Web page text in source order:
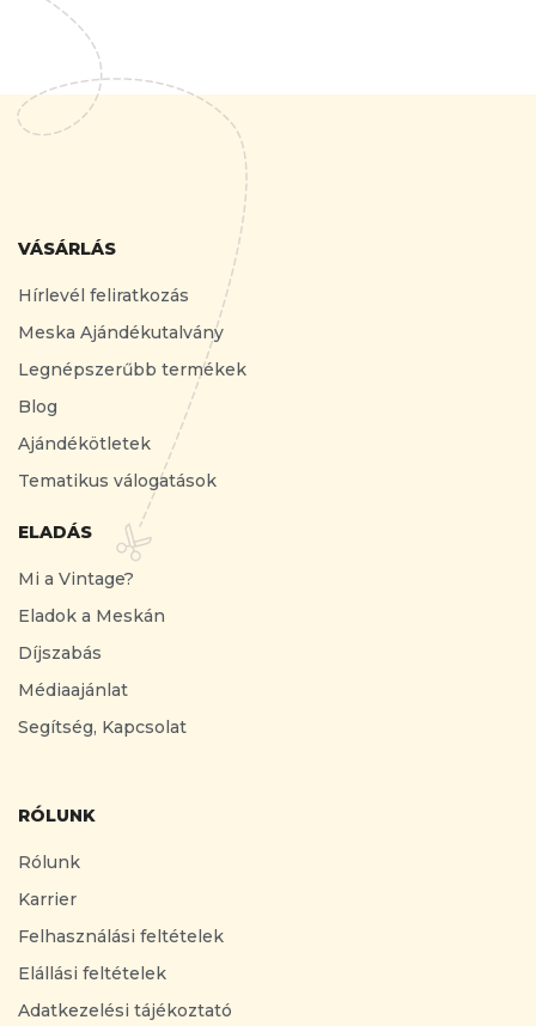
VÁSÁRLÁS
Hírlevél feliratkozás
Meska Ajándékutalvány
Legnépszerűbb termékek
Blog
Ajándékötletek
Tematikus válogatások
ELADÁS
Mi a Vintage?
Eladok a Meskán
Díjszabás
Médiaajánlat
Segítség, Kapcsolat
RÓLUNK
Rólunk
Karrier
Felhasználási feltételek
Elállási feltételek
Adatkezelési tájékoztató